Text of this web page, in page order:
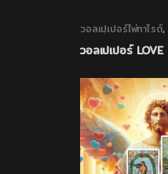
วอลเปเปอร์ไพ่ทาโรต์,
โรต์แห่งความรัก
วอลเปเปอร์ LOVE